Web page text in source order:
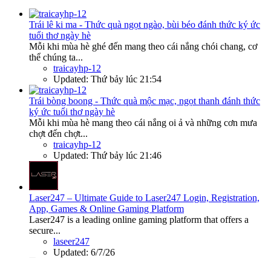
Trái lê ki ma - Thức quà ngọt ngào, bùi béo đánh thức ký ức
tuổi thơ ngày hè
Mỗi khi mùa hè ghé đến mang theo cái nắng chói chang, cơ
thể chúng ta...
traicayhp-12
Updated: Thứ bảy lúc 21:54
Trái bòng boong - Thức quà mộc mạc, ngọt thanh đánh thức
ký ức tuổi thơ ngày hè
Mỗi khi mùa hè mang theo cái nắng oi ả và những cơn mưa
chợt đến chợt...
traicayhp-12
Updated: Thứ bảy lúc 21:46
Laser247 – Ultimate Guide to Laser247 Login, Registration,
App, Games & Online Gaming Platform
Laser247 is a leading online gaming platform that offers a
secure...
laseer247
Updated: 6/7/26